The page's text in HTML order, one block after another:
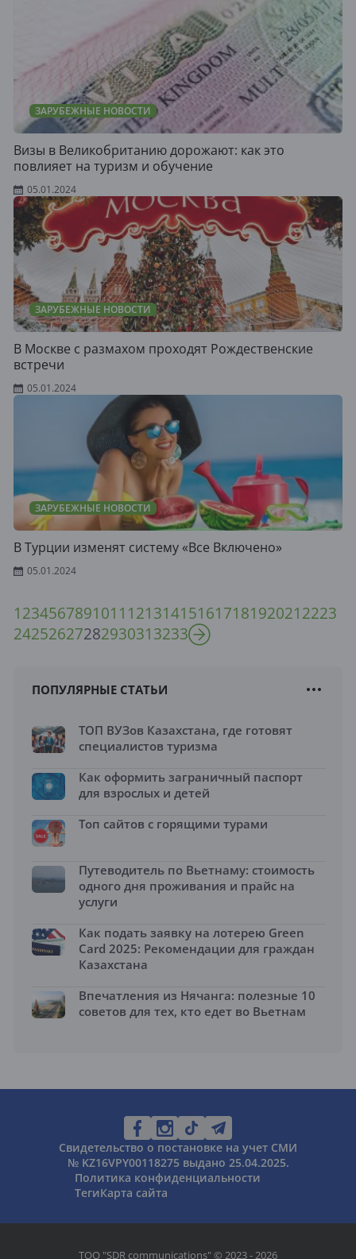
ЗАРУБЕЖНЫЕ НОВОСТИ
Визы в Великобританию дорожают: как это
повлияет на туризм и обучение
05.01.2024
ЗАРУБЕЖНЫЕ НОВОСТИ
В Москве с размахом проходят Рождественские
встречи
05.01.2024
ЗАРУБЕЖНЫЕ НОВОСТИ
В Турции изменят систему «Все Включено»
05.01.2024
1234567891011 121314151617181920212223
24252627282930313233
ПОПУЛЯРНЫЕ СТАТЬИ
ТОП ВУЗов Казахстана, где готовят
специалистов туризма
Как оформить заграничный паспорт
для взрослых и детей
Топ сайтов с горящими турами
Путеводитель по Вьетнаму: стоимость
одного дня проживания и прайс на
услуги
Как подать заявку на лотерею Green
Card 2025: Рекомендации для граждан
Казахстана
Впечатления из Нячанга: полезные 10
советов для тех, кто едет во Вьетнам
Свидетельство о постановке на учет СМИ
№ KZ16VPY00118275 выдано 25.04.2025.
Политика конфиденциальности
ТегиКарта сайта
ТОО "SDR communications" © 2023 - 2026